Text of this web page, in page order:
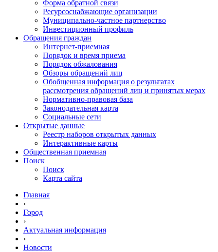
Форма обратной связи
Ресурсоснабжающие организации
Муниципально-частное партнерство
Инвестиционный профиль
Обращения граждан
Интернет-приемная
Порядок и время приема
Порядок обжалования
Обзоры обращений лиц
Обобщенная информация о результатах
рассмотрения обращений лиц и принятых мерах
Нормативно-правовая база
Законодательная карта
Социальные сети
Открытые данные
Реестр наборов открытых данных
Интерактивные карты
Общественная приемная
Поиск
Поиск
Карта сайта
Главная
›
Город
›
Актуальная информация
›
Новости